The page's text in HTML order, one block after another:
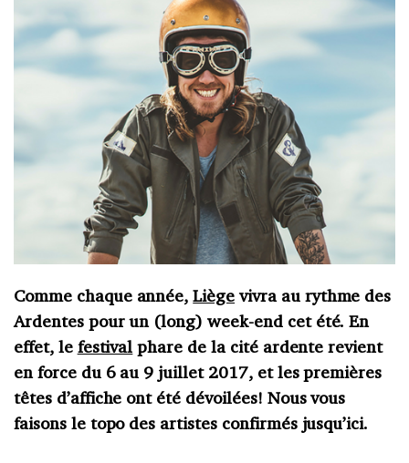
Comme chaque année,Liège vivra au rythme des
Ardentes pour un (long) week-end cet été. En
effet, le festival phare de la cité ardente revient
en force du 6 au 9 juillet 2017, et les premières
têtes d’affiche ont été dévoilées! Nous vous
faisons le topo des artistes confirmés jusqu’ici.